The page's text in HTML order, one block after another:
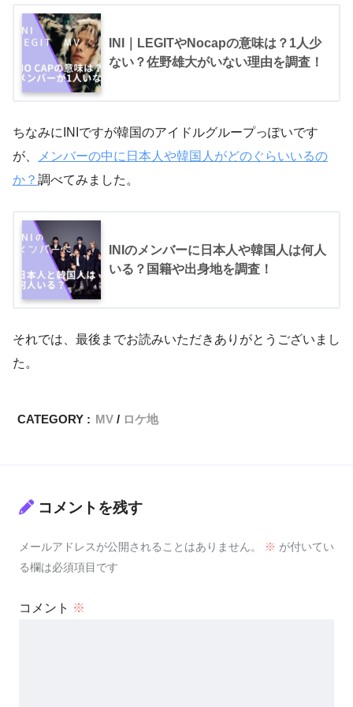
INI｜LEGITやNocapの意味は？1人少
ない？佐野雄大がいない理由を調査！
ちなみにINIですが韓国のアイドルグループっぽいです
が、
メンバーの中に日本人や韓国人がどのぐらいいるの
か？ 調べてみました。
INIのメンバーに日本人や韓国人は何人
いる？国籍や出身地を調査！
それでは、最後までお読みいただきありがとうございまし
た。
CATEGORY : MV ロケ地
コメントを残す
メールアドレスが公開されることはありません。 ※ が付いてい
る欄は必須項目です
コメント ※